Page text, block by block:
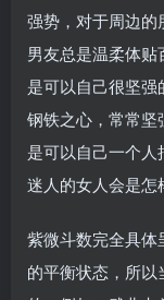
强势，对于周边
男友总是温柔体
是可以自己很坚
钢铁之心，常常
是可以自己一个
迷人的女人会是怎
紫微斗数完全具
的平衡状态，所